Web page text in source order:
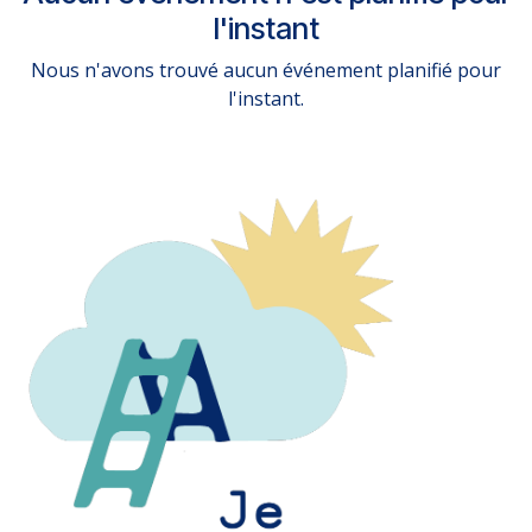
l'instant
Nous n'avons trouvé aucun événement planifié pour
l'instant.